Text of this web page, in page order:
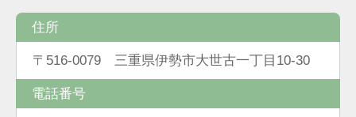
住所
〒516-0079 三重県伊勢市大世古一丁目10-30
電話番号